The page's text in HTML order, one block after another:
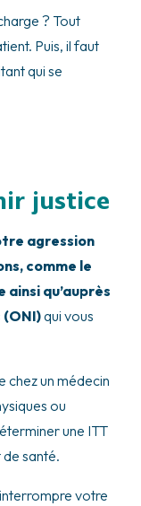
? Tout
Puis, il faut
qui se
justice
agression
comme le
qu’auprès
qui vous
chez un médecin
ou
une ITT
santé.
votre